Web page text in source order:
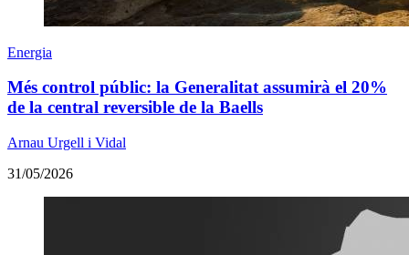
Energia
Més control públic: la Generalitat assumirà el 20%
de la central reversible de la Baells
Arnau Urgell i Vidal
31/05/2026